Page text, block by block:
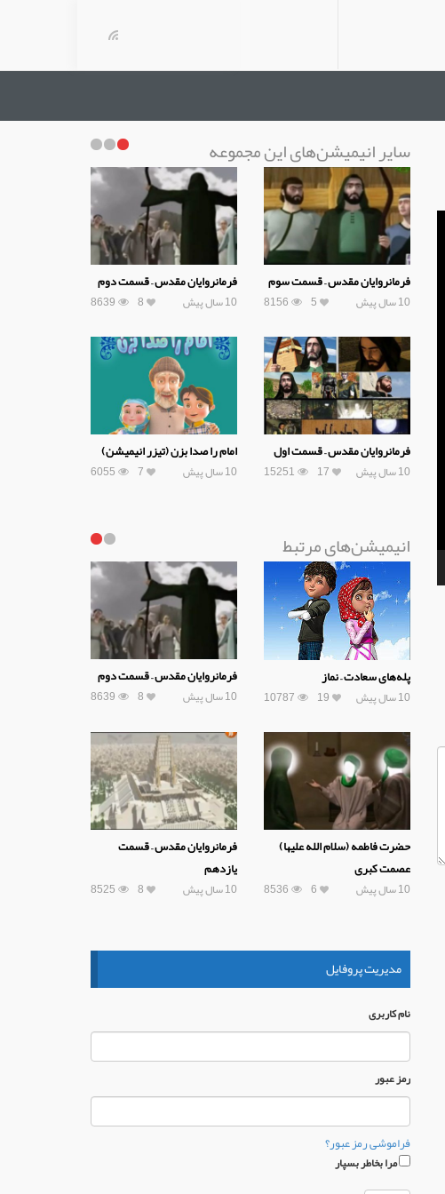
سایر انیمیشن‌های این مجموعه
فرمانروایان مقدس – قسمت سوم
10 سال پیش 8156 5
فرمانروایان مقدس – قسمت دوم
10 سال پیش 8639 8
فرمانروایان مقدس – قسمت اول
10 سال پیش 15251 17
امام را صدا بزن (تیزر انیمیشن)
10 سال پیش 6055 7
انیمیشن‌های مرتبط
پله‌های سعادت – نماز
10 سال پیش 10787 19
فرمانروایان مقدس – قسمت دوم
10 سال پیش 8639 8
حضرت فاطمه (سلام الله علیها)
عصمت کبری
10 سال پیش 8536 6
فرمانروایان مقدس – قسمت
یازدهم
10 سال پیش 8525 8
مدیریت پروفایل
نام كاربری
رمز عبور
فراموشی رمز عبور؟
مرا بخاطر بسپار